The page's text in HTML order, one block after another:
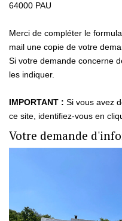
64000 PAU
Merci de compléter le
mail une copie de votre
Si votre demande concerne
les indiquer.
IMPORTANT : Si vous avez
ce site, identifiez-vous en
Votre demande